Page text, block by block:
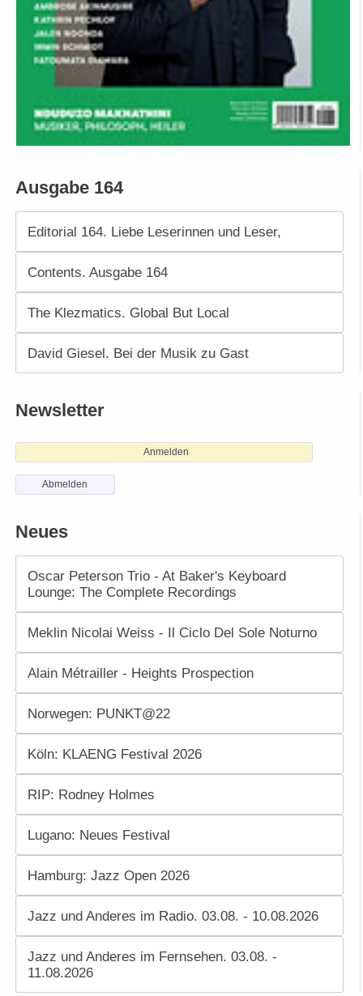
Ausgabe 164
Editorial 164. Liebe Leserinnen und Leser,
Contents. Ausgabe 164
The Klezmatics. Global But Local
David Giesel. Bei der Musik zu Gast
Newsletter
Anmelden
Abmelden
Neues
Oscar Peterson Trio - At Baker's Keyboard
Lounge: The Complete Recordings
Meklin Nicolai Weiss - Il Ciclo Del Sole Noturno
Alain Métrailler - Heights Prospection
Norwegen: PUNKT@22
Köln: KLAENG Festival 2026
RIP: Rodney Holmes
Lugano: Neues Festival
Hamburg: Jazz Open 2026
Jazz und Anderes im Radio. 03.08. - 10.08.2026
Jazz und Anderes im Fernsehen. 03.08. -
11.08.2026